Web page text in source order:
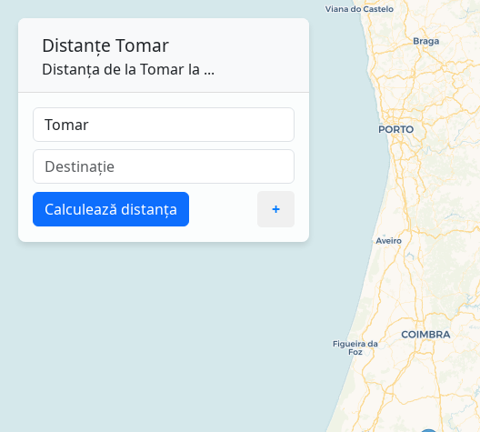
Distanțe Tomar
Distanța de la Tomar la ...
Calculează distanța +